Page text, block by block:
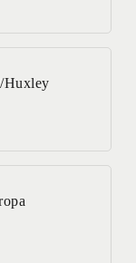
Huxley